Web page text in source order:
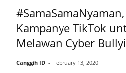
#SamaSamaNyaman,
Kampanye TikTok
Melawan Cyber
Canggih ID - February 13, 2020